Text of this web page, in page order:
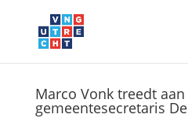
Marco Vonk treedt aan
gemeentesecretaris